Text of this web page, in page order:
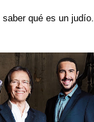
qué es un judío.